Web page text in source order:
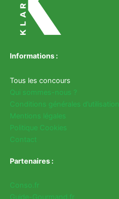
Informations :
Tous les concours
Qui sommes-nous ?
Conditions générales d’utilisation
Mentions légales
Politique Cookies
Contact
Partenaires :
Conso.fr
Guide-Gourmand.fr